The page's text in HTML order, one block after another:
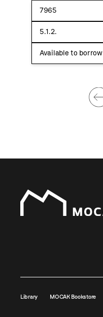
7965
5.1.2.
Available to borrow
Library MOCAK Bookstore